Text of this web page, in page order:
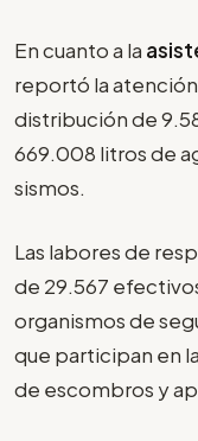
En cuanto a la
reportó la atención
distribución de
669.008 litros de
sismos.
Las labores de
de 29.567
organismos de
que participan en
de escombros y